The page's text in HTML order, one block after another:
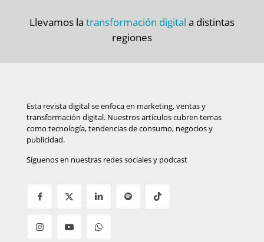
Llevamos la transformación digital a distintas
regiones
Esta revista digital se enfoca en marketing, ventas y
transformación digital. Nuestros artículos cubren temas
como tecnología, tendencias de consumo, negocios y
publicidad.
Síguenos en nuestras redes sociales y podcast